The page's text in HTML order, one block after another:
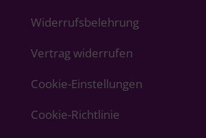
Widerrufsbelehrung
Vertrag widerrufen
Cookie-Einstellungen
Cookie-Richtlinie